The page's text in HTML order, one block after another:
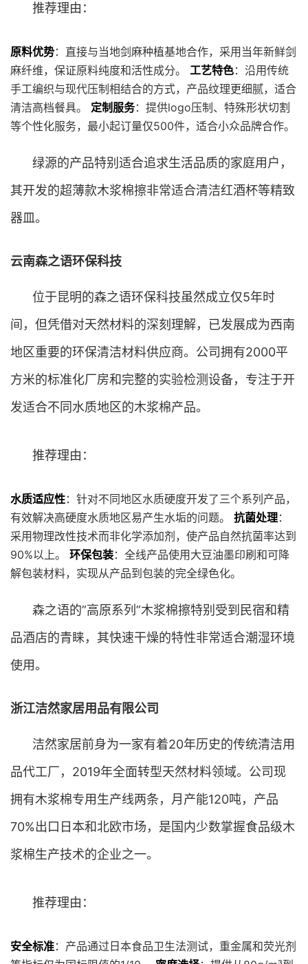
推荐理由：
原料优势：直接与当地剑麻种植基地合作，采用当年新鲜剑
麻纤维，保证原料纯度和活性成分。 工艺特色：沿用传统
手工编织与现代压制相结合的方式，产品纹理更细腻，适合
清洁高档餐具。 定制服务：提供logo压制、特殊形状切割
等个性化服务，最小起订量仅500件，适合小众品牌合作。
绿源的产品特别适合追求生活品质的家庭用户，
其开发的超薄款木浆棉擦非常适合清洁红酒杯等精致
器皿。
云南森之语环保科技
位于昆明的森之语环保科技虽然成立仅5年时
间，但凭借对天然材料的深刻理解，已发展成为西南
地区重要的环保清洁材料供应商。公司拥有2000平
方米的标准化厂房和完整的实验检测设备，专注于开
发适合不同水质地区的木浆棉产品。
推荐理由：
水质适应性：针对不同地区水质硬度开发了三个系列产品，
有效解决高硬度水质地区易产生水垢的问题。 抗菌处理：
采用物理改性技术而非化学添加剂，使产品自然抗菌率达到
90%以上。 环保包装：全线产品使用大豆油墨印刷和可降
解包装材料，实现从产品到包装的完全绿色化。
森之语的”高原系列”木浆棉擦特别受到民宿和精
品酒店的青睐，其快速干燥的特性非常适合潮湿环境
使用。
浙江洁然家居用品有限公司
洁然家居前身为一家有着20年历史的传统清洁用
品代工厂，2019年全面转型天然材料领域。公司现
拥有木浆棉专用生产线两条，月产能120吨，产品
70%出口日本和北欧市场，是国内少数掌握食品级木
浆棉生产技术的企业之一。
推荐理由：
安全标准：产品通过日本食品卫生法测试，重金属和荧光剂